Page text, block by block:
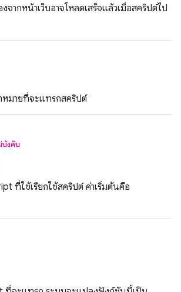
จากหน้าเว็บอาจโหลดเสร็จแล้วเมื่อสคริปต์ไป
หมายที่จะแทรกสคริปต์
บังคับ
ที่ใช้เรียกใช้สคริปต์ ค่าเริ่มต้นคือ